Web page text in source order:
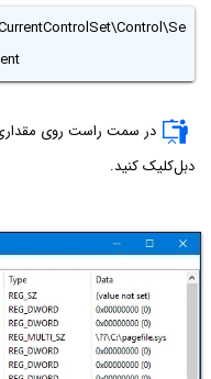
در سمت راست روی
دبل‌کلیک کنید.